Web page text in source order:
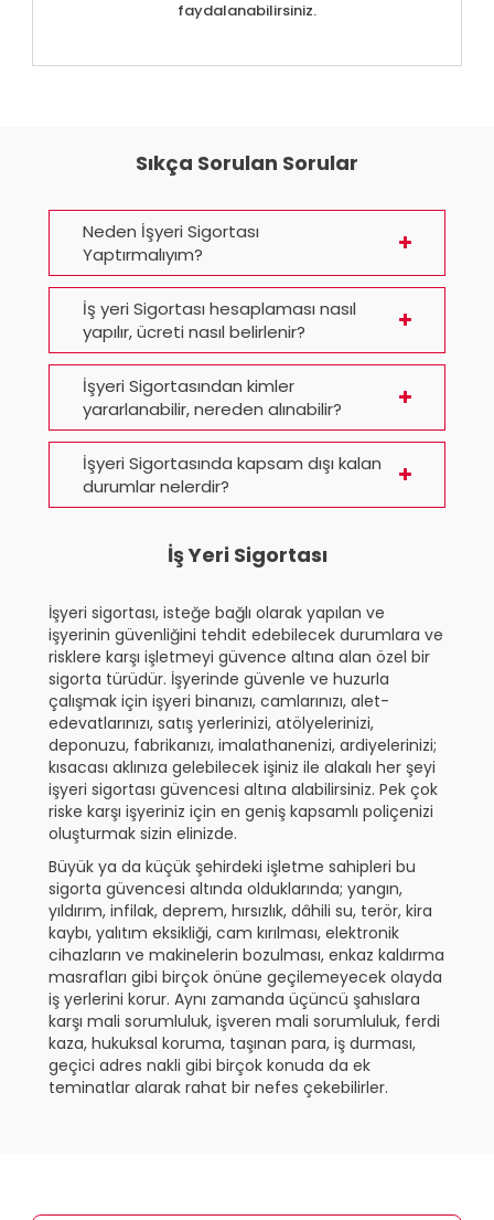
faydalanabilirsiniz.
Sıkça Sorulan Sorular
Neden İşyeri Sigortası
Yaptırmalıyım?
İş yeri Sigortası hesaplaması nasıl
yapılır, ücreti nasıl belirlenir?
İşyeri Sigortasından kimler
yararlanabilir, nereden alınabilir?
İşyeri Sigortasında kapsam dışı kalan
durumlar nelerdir?
İş Yeri Sigortası
İşyeri sigortası, isteğe bağlı olarak yapılan ve
işyerinin güvenliğini tehdit edebilecek durumlara ve
risklere karşı işletmeyi güvence altına alan özel bir
sigorta türüdür. İşyerinde güvenle ve huzurla
çalışmak için işyeri binanızı, camlarınızı, alet-
edevatlarınızı, satış yerlerinizi, atölyelerinizi,
deponuzu, fabrikanızı, imalathanenizi, ardiyelerinizi;
kısacası aklınıza gelebilecek işiniz ile alakalı her şeyi
işyeri sigortası güvencesi altına alabilirsiniz. Pek çok
riske karşı işyeriniz için en geniş kapsamlı poliçenizi
oluşturmak sizin elinizde.
Büyük ya da küçük şehirdeki işletme sahipleri bu
sigorta güvencesi altında olduklarında; yangın,
yıldırım, infilak, deprem, hırsızlık, dâhili su, terör, kira
kaybı, yalıtım eksikliği, cam kırılması, elektronik
cihazların ve makinelerin bozulması, enkaz kaldırma
masrafları gibi birçok önüne geçilemeyecek olayda
iş yerlerini korur. Aynı zamanda üçüncü şahıslara
karşı mali sorumluluk, işveren mali sorumluluk, ferdi
kaza, hukuksal koruma, taşınan para, iş durması,
geçici adres nakli gibi birçok konuda da ek
teminatlar alarak rahat bir nefes çekebilirler.